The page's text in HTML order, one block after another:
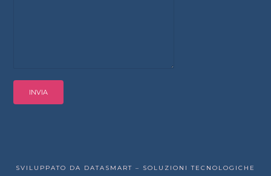
SVILUPPATO DA DATASMART – SOLUZIONI TECNOLOGICHE